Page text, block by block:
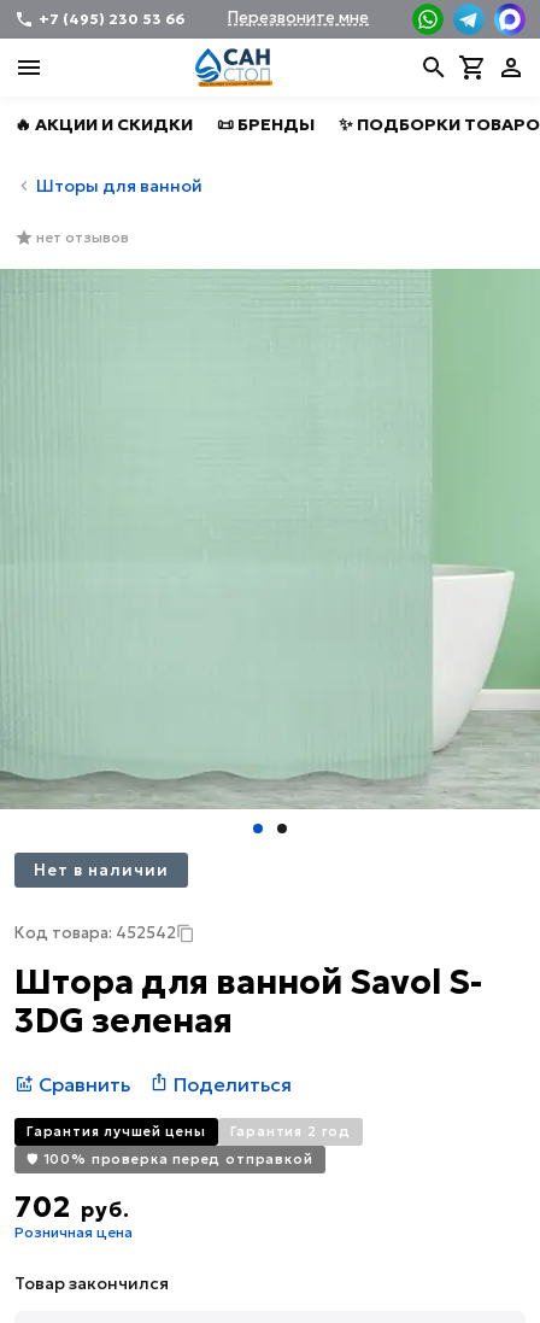
+7 (495) 230 53 66 Перезвоните мне
🔥 АКЦИИ И СКИДКИ 📜 БРЕНДЫ ✨ ПОДБОРКИ
Шторы для ванной
нет отзывов
Нет в наличии
Код товара: 452542
Штора для ванной Savol S-
3DG зеленая
Сравнить Поделиться
Гарантия лучшей цены
Гарантия 2 год
🛡️ 100% проверка перед отправкой
702 руб.
Розничная цена
Товар закончился